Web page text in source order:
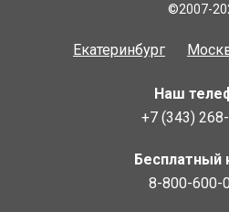
©2007-
Екатеринбург
Наш
+7 (343)
Бесплатный
8-800-600-